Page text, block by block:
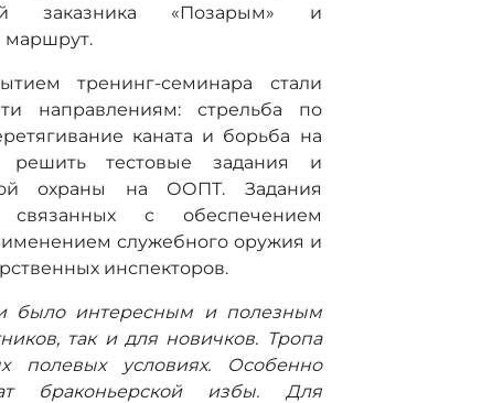
заказника «Позарым» и
маршрут.
тренинг-семинара стали
направлениям: стрельба по
каната и борьба на
решить тестовые задания и
охраны на ООПТ. Задания
связанных с обеспечением
служебного оружия и
инспекторов.
было интересным и полезным
так и для новичков. Тропа
полевых условиях. Особенно
браконьерской избы. Для